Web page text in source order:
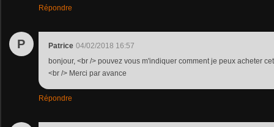
Répondre
P Patrice 04/02/2018 16:57
bonjour, <br /> pouvez vous m'indiquer comment je peux acheter
<br /> Merci par avance
Répondre